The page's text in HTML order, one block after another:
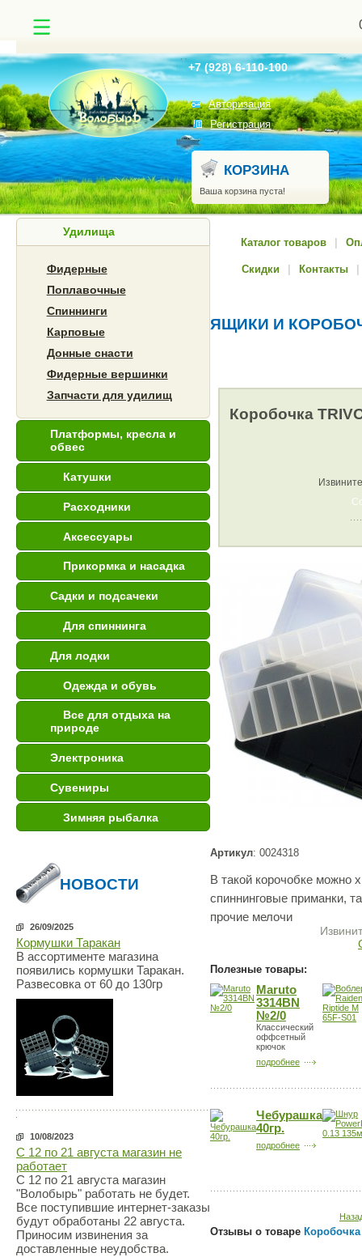
Авторизация
Регистрация
+7 (928) 6-110-100
КОРЗИНА
Ваша корзина пуста!
Удилища
Фидерные
Поплавочные
Спиннинги
Карповые
Донные снасти
Фидерные вершинки
Запчасти для удилищ
Платформы, кресла и
обвес
Катушки
Расходники
Аксессуары
Прикормка и насадка
Садки и подсачеки
Для спиннинга
Для лодки
Одежда и обувь
Все для отдыха на
природе
Электроника
Сувениры
Зимняя рыбалка
НОВОСТИ
26/09/2025
Кормушки Таракан
В ассортименте магазина
появились кормушки Таракан.
Развесовка от 60 до 130гр
10/08/2023
С 12 по 21 августа магазин не
работает
С 12 по 21 августа магазин
"Волобырь" работать не будет.
Все поступившие интернет-заказы
будут обработаны 22 августа.
Приносим извинения за
доставленные неудобства.
Каталог товаров
Скидки Контакты
ЯЩИКИ И
Коробочка
Артикул: 0024318
В такой корочобке можно
спиннинговые приманки,
прочие мелочи
Полезные товары:
Maruto
3314BN
№2/0
Классический
оффсетный
крючок
подробнее
Чебурашка
40гр.
подробнее
Отзывы о товаре